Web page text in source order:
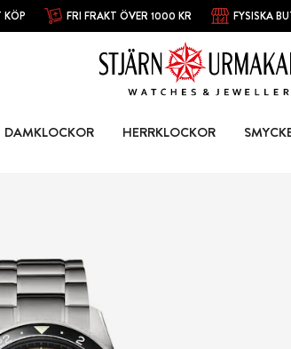
KÖP FRI FRAKT ÖVER 1000 KR FYSISKA
DAMKLOCKOR HERRKLOCKOR